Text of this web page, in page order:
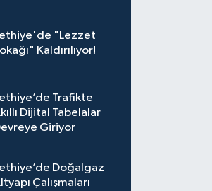
"Lezzet
Kaldırılıyor!
Trafikte
Dijital Tabelalar
Giriyor
Doğalgaz
Çalışmaları